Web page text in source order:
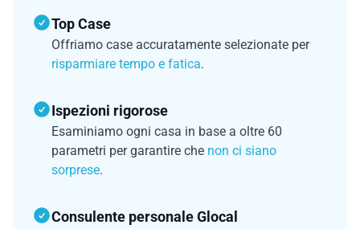
Top Case
Offriamo case accuratamente selezionate per
risparmiare tempo e fatica.
Ispezioni rigorose
Esaminiamo ogni casa in base a oltre 60
parametri per garantire che non ci siano
sorprese.
Consulente personale Glocal